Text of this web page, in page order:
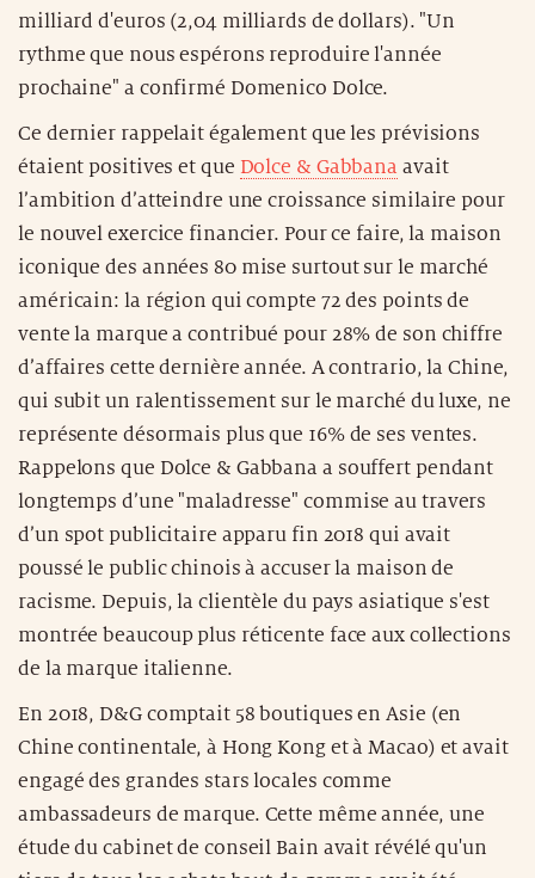
milliard d'euros (2,04 milliards de dollars). "Un
rythme que nous espérons reproduire l'année
prochaine" a confirmé Domenico Dolce.
Ce dernier rappelait également que les prévisions
étaient positives et que Dolce & Gabbana avait
l’ambition d’atteindre une croissance similaire pour
le nouvel exercice financier. Pour ce faire, la maison
iconique des années 80 mise surtout sur le marché
américain: la région qui compte 72 des points de
vente la marque a contribué pour 28% de son chiffre
d’affaires cette dernière année. A contrario, la Chine,
qui subit un ralentissement sur le marché du luxe, ne
représente désormais plus que 16% de ses ventes.
Rappelons que Dolce & Gabbana a souffert pendant
longtemps d’une "maladresse" commise au travers
d’un spot publicitaire apparu fin 2018 qui avait
poussé le public chinois à accuser la maison de
racisme. Depuis, la clientèle du pays asiatique s'est
montrée beaucoup plus réticente face aux collections
de la marque italienne.
En 2018, D&G comptait 58 boutiques en Asie (en
Chine continentale, à Hong Kong et à Macao) et avait
engagé des grandes stars locales comme
ambassadeurs de marque. Cette même année, une
étude du cabinet de conseil Bain avait révélé qu'un